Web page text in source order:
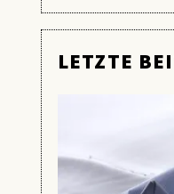
LETZTE